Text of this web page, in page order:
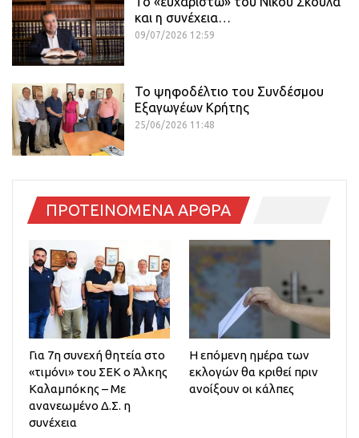
και η συνέχεια…
09/07/2026 12:59
Το ψηφοδέλτιο του Συνδέσμου
Εξαγωγέων Κρήτης
25/06/2026 11:48
ΠΡΟΤΕΙΝΟΜΕΝΑ ΑΡΘΡΑ
Για 7η συνεχή θητεία στο
«τιμόνι» του ΣΕΚ ο Άλκης
Καλαμπόκης – Με
ανανεωμένο Δ.Σ. η
συνέχεια
Η επόμενη ημέρα των
εκλογών θα κριθεί πριν
ανοίξουν οι κάλπες